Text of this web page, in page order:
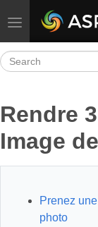
Toggle navigation
Rendre
Image
Prenez
photo